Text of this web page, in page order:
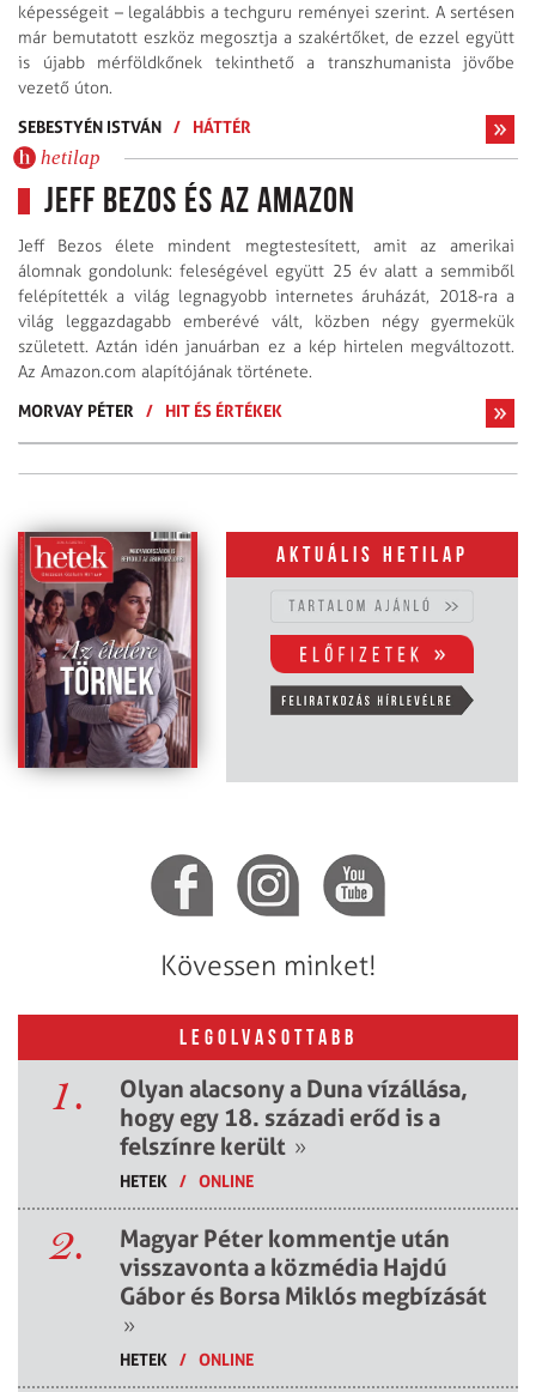
képességeit – legalábbis a techguru reményei szerint. A sertésen
már bemutatott eszköz megosztja a szakértőket, de ezzel együtt
is újabb mérföldkőnek tekinthető a transzhumanista jövőbe
vezető úton.
SEBESTYÉN ISTVÁN / HÁTTÉR
hetilap
Jeff Bezos és az Amazon
Jeff Bezos élete mindent megtestesített, amit az amerikai
álomnak gondolunk: feleségével együtt 25 év alatt a semmiből
felépítették a világ legnagyobb internetes áruházát, 2018-ra a
világ leggazdagabb emberévé vált, közben négy gyermekük
született. Aztán idén januárban ez a kép hirtelen megváltozott.
Az Amazon.com alapítójának története.
MORVAY PÉTER
/ HIT ÉS ÉRTÉKEK
Aktuális hetilap
Kövessen minket!
LEGOLVASOTTABB
1.
Olyan alacsony a Duna vízállása,
hogy egy 18. századi erőd is a
felszínre került »
HETEK / ONLINE
2.
Magyar Péter kommentje után
visszavonta a közmédia Hajdú
Gábor és Borsa Miklós megbízását
»
HETEK / ONLINE